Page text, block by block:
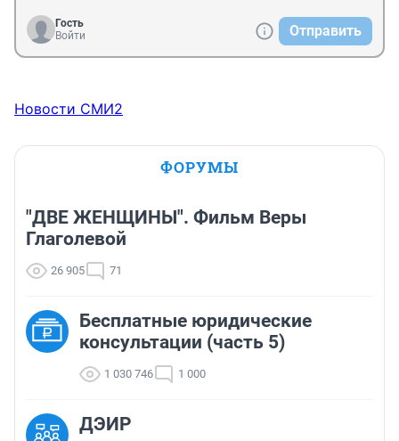
Гость
Войти
Отправить
Новости СМИ2
ФОРУМЫ
"ДВЕ ЖЕНЩИНЫ". Фильм Веры
Глаголевой
26 905 71
Бесплатные юридические
консультации (часть 5)
1 030 746 1 000
ДЭИР